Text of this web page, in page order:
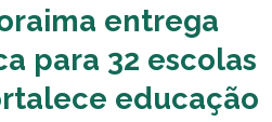
entrega
para 32 escolas
educação